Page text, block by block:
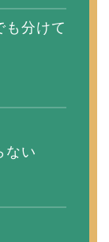
も分けて
ない